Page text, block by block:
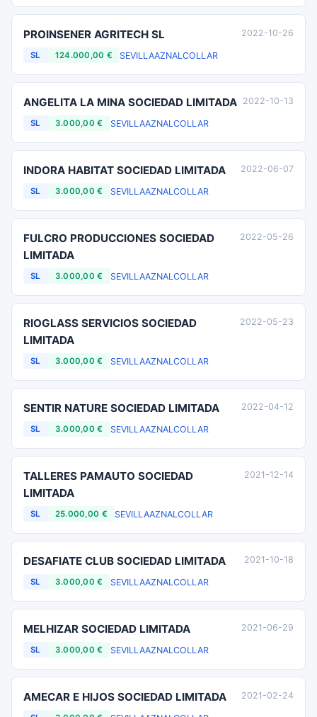
PROINSENER AGRITECH SL
SL 124.000,00 € SEVILLAAZNALCOLLAR
2022-10-26
ANGELITA LA MINA SOCIEDAD LIMITADA
SL 3.000,00 € SEVILLAAZNALCOLLAR
2022-10-13
INDORA HABITAT SOCIEDAD LIMITADA
SL 3.000,00 € SEVILLAAZNALCOLLAR
2022-06-07
FULCRO PRODUCCIONES SOCIEDAD
LIMITADA
SL 3.000,00 € SEVILLAAZNALCOLLAR
2022-05-26
RIOGLASS SERVICIOS SOCIEDAD
LIMITADA
SL 3.000,00 € SEVILLAAZNALCOLLAR
2022-05-23
SENTIR NATURE SOCIEDAD LIMITADA
SL 3.000,00 € SEVILLAAZNALCOLLAR
2022-04-12
TALLERES PAMAUTO SOCIEDAD
LIMITADA
SL 25.000,00 € SEVILLAAZNALCOLLAR
2021-12-14
DESAFIATE CLUB SOCIEDAD LIMITADA
SL 3.000,00 € SEVILLAAZNALCOLLAR
2021-10-18
MELHIZAR SOCIEDAD LIMITADA
SL 3.000,00 € SEVILLAAZNALCOLLAR
2021-06-29
AMECAR E HIJOS SOCIEDAD LIMITADA 2021-02-24